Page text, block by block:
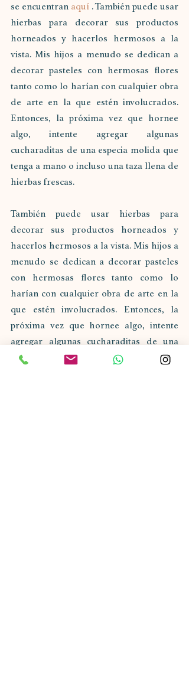
se encuentran aquí . También puede usar
hierbas para decorar sus productos
horneados y hacerlos hermosos a la
vista. Mis hijos a menudo se dedican a
decorar pasteles con hermosas flores
tanto como lo harían con cualquier obra
de arte en la que estén involucrados.
Entonces, la próxima vez que hornee
algo, intente agregar algunas
cucharaditas de una especia molida que
tenga a mano o incluso una taza llena de
hierbas frescas.
También puede usar hierbas para
decorar sus productos horneados y
hacerlos hermosos a la vista. Mis hijos a
menudo se dedican a decorar pasteles
con hermosas flores tanto como lo
harían con cualquier obra de arte en la
que estén involucrados. Entonces, la
próxima vez que hornee algo, intente
agregar algunas cucharaditas de una
especia molida que tenga a mano o